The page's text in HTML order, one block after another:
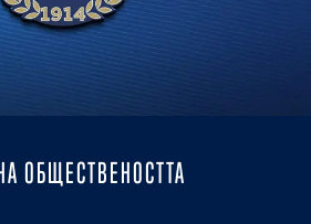
ОБЩЕСТВЕНОСТТА